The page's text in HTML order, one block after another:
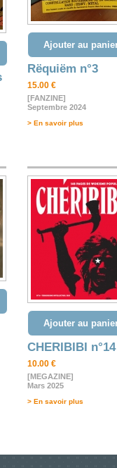
Ajouter au
Rëquiëm n°3
15.00 €
[FANZINE]
Septembre 2024
> En savoir plus
Ajouter au
CHERIBIBI n°14
10.00 €
[MEGAZINE]
Mars 2025
> En savoir plus